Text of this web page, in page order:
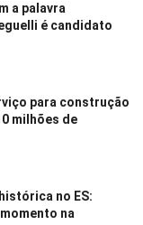
a palavra
é candidato
para construção
milhões de
no ES:
na